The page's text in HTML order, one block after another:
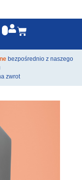
bezpośrednio z naszego
zwrot